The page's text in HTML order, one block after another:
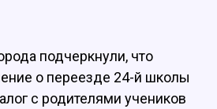
подчеркнули, что
о переезде 24-й школы
с родителями учеников